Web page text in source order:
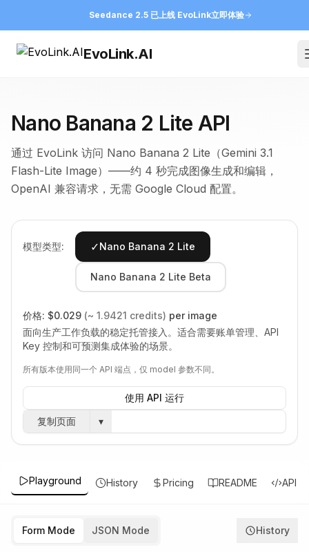
Seedance 2.5 已上线 EvoLink立即体验
EvoLink.AI
Nano Banana 2 Lite API
通过 EvoLink 访问 Nano Banana 2 Lite（Gemini 3.1
Flash-Lite Image）——约 4 秒完成图像生成和编辑，
OpenAI 兼容请求，无需 Google Cloud 配置。
模型类型: ✓Nano Banana 2 Lite
Nano Banana 2 Lite Beta
价格: $0.029 (~ 1.9421 credits) per image
面向生产工作负载的稳定托管接入。适合需要账单管理、API
Key 控制和可预测集成体验的场景。
所有版本使用同一个 API 端点，仅 model 参数不同。
使用 API 运行
复制页面
▾
Playground History Pricing README API
Form Mode JSON Mode History